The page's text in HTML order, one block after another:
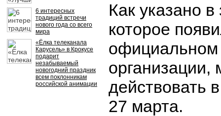
6 интересных
традиций встречи
нового года со всего
мира
«Ёлка телеканала
Карусель» в Крокусе
подарит
незабываемый
новогодний праздник
всем поклонникам
российской анимации
Как указано
которое
официальном
организации,
действовать
27 марта.